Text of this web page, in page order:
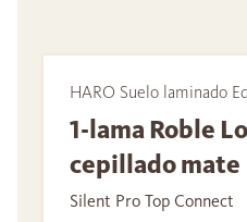
HARO Suelo laminado
1-lama Roble
cepillado mate
Silent Pro Top Connect